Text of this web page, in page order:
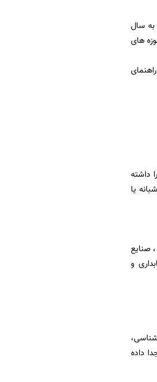
به سال
های
و برای کنکور 92 اگر شرایط آن را داشته
اما اگر در دوره شبانه یا
صنایع
و
سوالات زمین شناسی،
عنوان دفترچه جدا داده